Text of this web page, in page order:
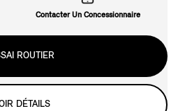
Contacter Un Concessionnaire
ROUTIER
DÉTAILS